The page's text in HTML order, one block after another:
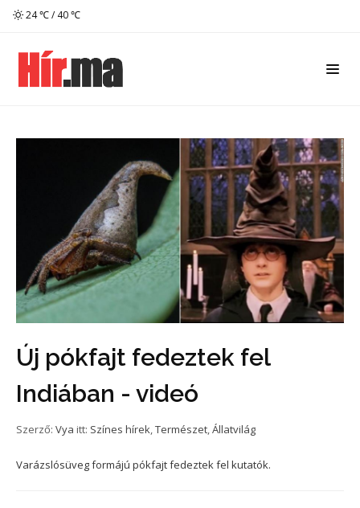
24 ℃ / 40 ℃
Új pókfajt fedeztek fel
Indiában - videó
Szerző: Vya itt: Színes hírek Természet Állatvilág
Varázslósüveg formájú pókfajt fedeztek fel kutatók.